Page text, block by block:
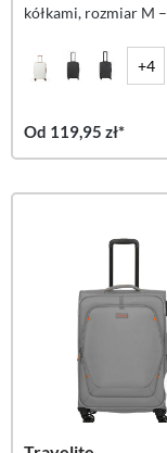
kółkami, rozmiar M –
+4
Od 119,95 zł*